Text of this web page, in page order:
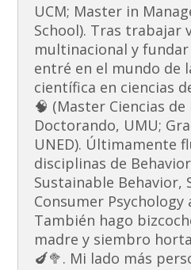
UCM; Master in
School). Tras trabajar
multinacional y
entré en el mundo de
científica en ciencias
🧠 (Master Ciencias
Doctorando, UMU;
UNED). Últimamente
disciplinas de
Sustainable Behavior,
Consumer Psychology
También hago
madre y siembro
🍆🥦. Mi lado más